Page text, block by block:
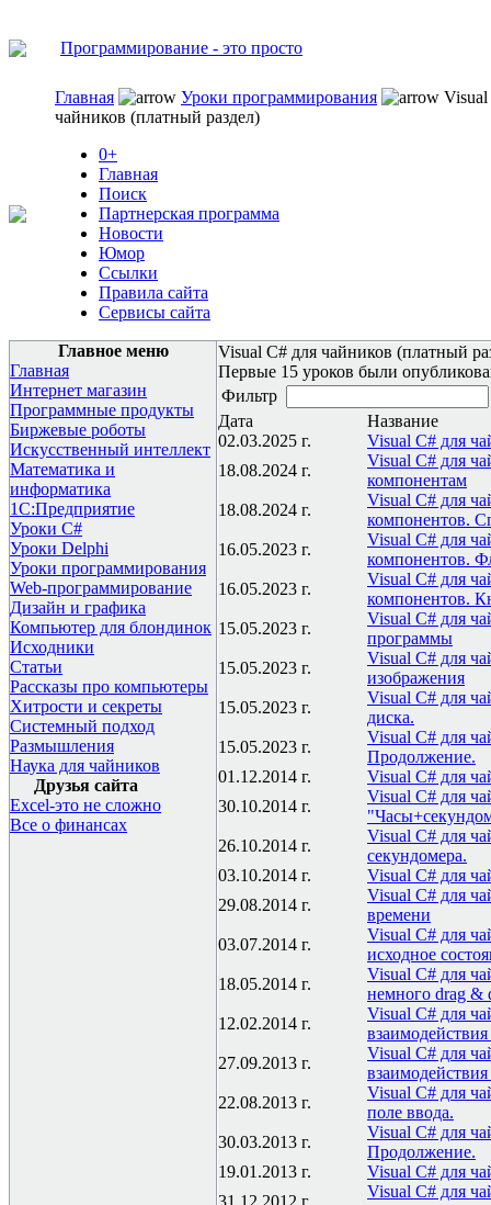
Программирование - это просто
Главная Уроки программирования
Visual
чайников (платный раздел)
0+
Главная
Поиск
Партнерская программа
Новости
Юмор
Ссылки
Правила сайта
Сервисы сайта
Главное меню
Главная
Интернет магазин
Программные продукты
Биржевые роботы
Искусственный интеллект
Математика и
информатика
1С:Предприятие
Уроки C#
Уроки Delphi
Уроки программирования
Web-программирование
Дизайн и графика
Компьютер для блондинок
Исходники
Статьи
Рассказы про компьютеры
Хитрости и секреты
Системный подход
Размышления
Наука для чайников
Друзья сайта
Excel-это не сложно
Все о финансах
Visual C# для чайников (платный
Первые 15 уроков были
Фильтр
Дата
Название
02.03.2025 г.
Visual C# для
18.08.2024 г.
Visual C# для
компонентам
18.08.2024 г.
Visual C# для
компонентов.
16.05.2023 г.
Visual C# для
компонентов.
16.05.2023 г.
Visual C# для
компонентов.
15.05.2023 г.
Visual C# для
программы
15.05.2023 г.
Visual C# для
изображения
15.05.2023 г.
Visual C# для
диска.
15.05.2023 г.
Visual C# для
Продолжение.
01.12.2014 г.
Visual C# для
30.10.2014 г.
Visual C# для
26.10.2014 г.
Visual C# для
секундомера.
03.10.2014 г.
Visual C# для
29.08.2014 г.
Visual C# для
времени
03.07.2014 г.
Visual C# для
исходное
18.05.2014 г.
Visual C# для
немного drag &
12.02.2014 г.
Visual C# для
27.09.2013 г.
Visual C# для
22.08.2013 г.
Visual C# для
поле ввода.
30.03.2013 г.
Visual C# для
Продолжение.
19.01.2013 г.
Visual C# для
31.12.2012 г.
Visual C# для